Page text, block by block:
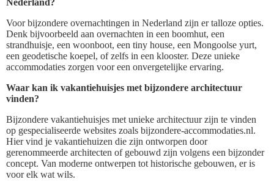
Nederland?
Voor bijzondere overnachtingen in Nederland zijn er talloze opties.
Denk bijvoorbeeld aan overnachten in een boomhut, een
strandhuisje, een woonboot, een tiny house, een Mongoolse yurt,
een geodetische koepel, of zelfs in een klooster. Deze unieke
accommodaties zorgen voor een onvergetelijke ervaring.
Waar kan ik vakantiehuisjes met bijzondere architectuur
vinden?
Bijzondere vakantiehuisjes met unieke architectuur zijn te vinden
op gespecialiseerde websites zoals bijzondere-accommodaties.nl.
Hier vind je vakantiehuizen die zijn ontworpen door
gerenommeerde architecten of gebouwd zijn volgens een bijzonder
concept. Van moderne ontwerpen tot historische gebouwen, er is
voor elk wat wils.